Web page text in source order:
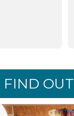
OUT